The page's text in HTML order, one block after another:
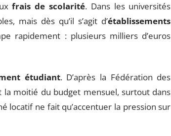
frais de scolarité. Dans les universités
mais dès qu’il s’agit d’établissements
rapidement : plusieurs milliers d’euros
étudiant. D’après la Fédération des
la moitié du budget mensuel, surtout dans
locatif ne fait qu’accentuer la pression sur